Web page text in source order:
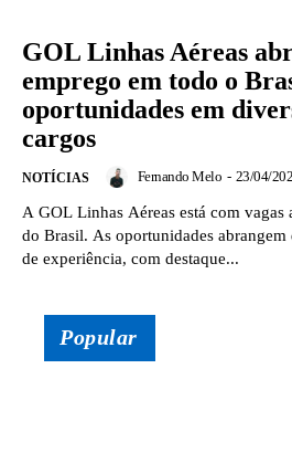
GOL Linhas Aéreas
emprego em todo o
oportunidades em
cargos
NOTÍCIAS Fernando Melo - 23/04/
A GOL Linhas Aéreas está com vagas
do Brasil. As oportunidades abrangem
de experiência, com destaque...
Popular